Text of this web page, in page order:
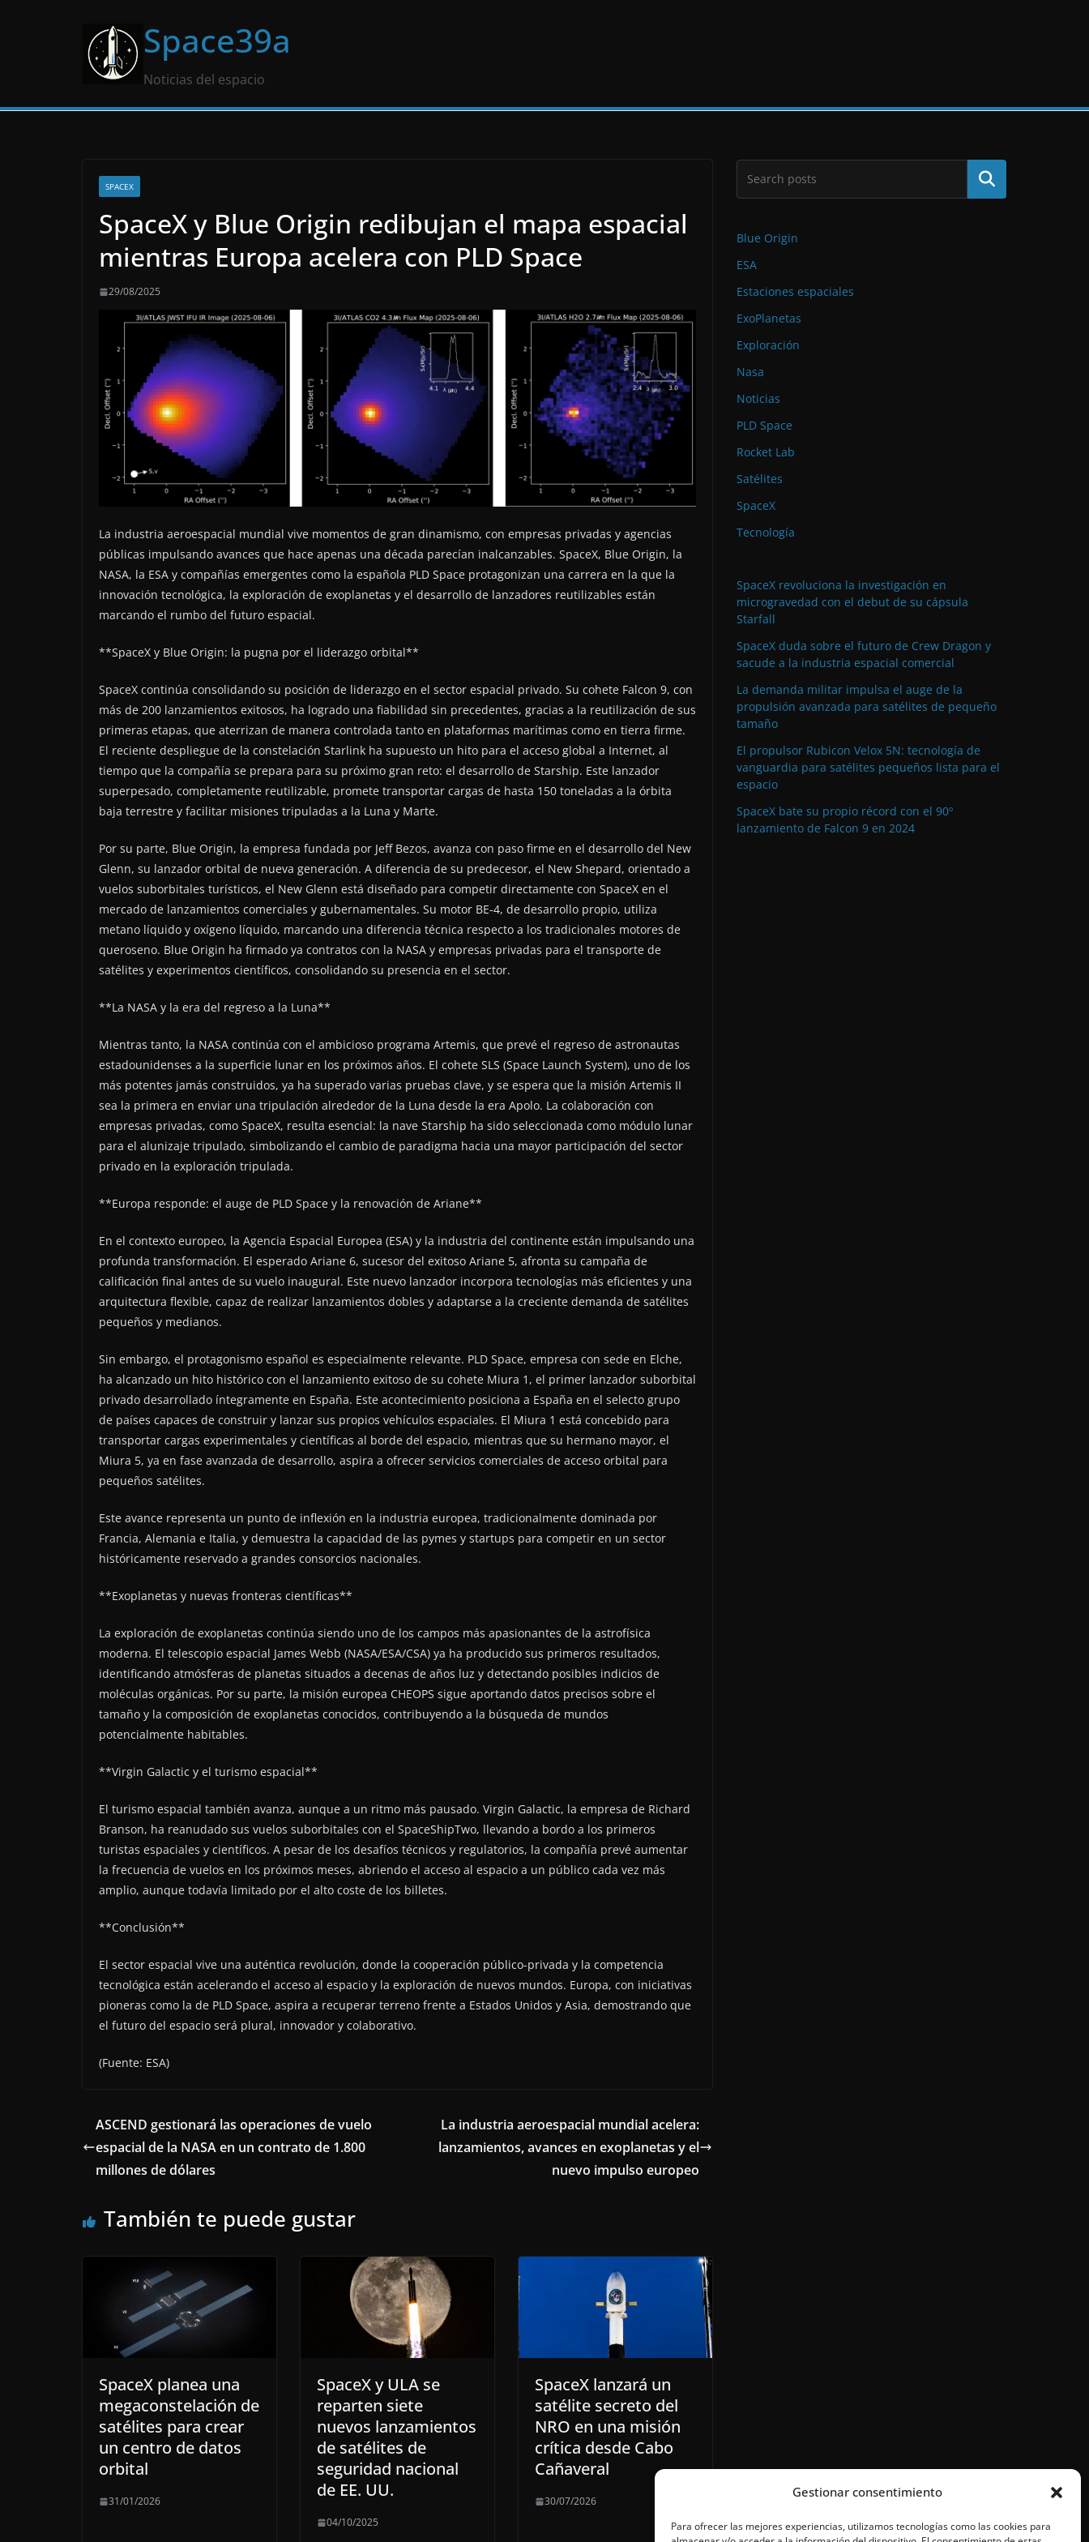
Gestionar consentimiento
Para ofrecer las mejores experiencias, utilizamos tecnologías como las cookies para
Space39a
Noticias del espacio
SPACEX
SpaceX y Blue Origin redibujan el mapa espacial
mientras Europa acelera con PLD Space
29/08/2025
La industria aeroespacial mundial vive momentos de gran dinamismo, con empresas privadas y agencias
públicas impulsando avances que hace apenas una década parecían inalcanzables. SpaceX, Blue Origin, la
NASA, la ESA y compañías emergentes como la española PLD Space protagonizan una carrera en la que la
innovación tecnológica, la exploración de exoplanetas y el desarrollo de lanzadores reutilizables están
marcando el rumbo del futuro espacial.
**SpaceX y Blue Origin: la pugna por el liderazgo orbital**
SpaceX continúa consolidando su posición de liderazgo en el sector espacial privado. Su cohete Falcon 9, con
más de 200 lanzamientos exitosos, ha logrado una fiabilidad sin precedentes, gracias a la reutilización de sus
primeras etapas, que aterrizan de manera controlada tanto en plataformas marítimas como en tierra firme.
El reciente despliegue de la constelación Starlink ha supuesto un hito para el acceso global a Internet, al
tiempo que la compañía se prepara para su próximo gran reto: el desarrollo de Starship. Este lanzador
superpesado, completamente reutilizable, promete transportar cargas de hasta 150 toneladas a la órbita
baja terrestre y facilitar misiones tripuladas a la Luna y Marte.
Por su parte, Blue Origin, la empresa fundada por Jeff Bezos, avanza con paso firme en el desarrollo del New
Glenn, su lanzador orbital de nueva generación. A diferencia de su predecesor, el New Shepard, orientado a
vuelos suborbitales turísticos, el New Glenn está diseñado para competir directamente con SpaceX en el
mercado de lanzamientos comerciales y gubernamentales. Su motor BE-4, de desarrollo propio, utiliza
metano líquido y oxígeno líquido, marcando una diferencia técnica respecto a los tradicionales motores de
queroseno. Blue Origin ha firmado ya contratos con la NASA y empresas privadas para el transporte de
satélites y experimentos científicos, consolidando su presencia en el sector.
**La NASA y la era del regreso a la Luna**
Mientras tanto, la NASA continúa con el ambicioso programa Artemis, que prevé el regreso de astronautas
estadounidenses a la superficie lunar en los próximos años. El cohete SLS (Space Launch System), uno de los
más potentes jamás construidos, ya ha superado varias pruebas clave, y se espera que la misión Artemis II
sea la primera en enviar una tripulación alrededor de la Luna desde la era Apolo. La colaboración con
empresas privadas, como SpaceX, resulta esencial: la nave Starship ha sido seleccionada como módulo lunar
para el alunizaje tripulado, simbolizando el cambio de paradigma hacia una mayor participación del sector
privado en la exploración tripulada.
**Europa responde: el auge de PLD Space y la renovación de Ariane**
En el contexto europeo, la Agencia Espacial Europea (ESA) y la industria del continente están impulsando una
profunda transformación. El esperado Ariane 6, sucesor del exitoso Ariane 5, afronta su campaña de
calificación final antes de su vuelo inaugural. Este nuevo lanzador incorpora tecnologías más eficientes y una
arquitectura flexible, capaz de realizar lanzamientos dobles y adaptarse a la creciente demanda de satélites
pequeños y medianos.
Sin embargo, el protagonismo español es especialmente relevante. PLD Space, empresa con sede en Elche,
ha alcanzado un hito histórico con el lanzamiento exitoso de su cohete Miura 1, el primer lanzador suborbital
privado desarrollado íntegramente en España. Este acontecimiento posiciona a España en el selecto grupo
de países capaces de construir y lanzar sus propios vehículos espaciales. El Miura 1 está concebido para
transportar cargas experimentales y científicas al borde del espacio, mientras que su hermano mayor, el
Miura 5, ya en fase avanzada de desarrollo, aspira a ofrecer servicios comerciales de acceso orbital para
pequeños satélites.
Este avance representa un punto de inflexión en la industria europea, tradicionalmente dominada por
Francia, Alemania e Italia, y demuestra la capacidad de las pymes y startups para competir en un sector
históricamente reservado a grandes consorcios nacionales.
**Exoplanetas y nuevas fronteras científicas**
La exploración de exoplanetas continúa siendo uno de los campos más apasionantes de la astrofísica
moderna. El telescopio espacial James Webb (NASA/ESA/CSA) ya ha producido sus primeros resultados,
identificando atmósferas de planetas situados a decenas de años luz y detectando posibles indicios de
moléculas orgánicas. Por su parte, la misión europea CHEOPS sigue aportando datos precisos sobre el
tamaño y la composición de exoplanetas conocidos, contribuyendo a la búsqueda de mundos
potencialmente habitables.
**Virgin Galactic y el turismo espacial**
El turismo espacial también avanza, aunque a un ritmo más pausado. Virgin Galactic, la empresa de Richard
Branson, ha reanudado sus vuelos suborbitales con el SpaceShipTwo, llevando a bordo a los primeros
turistas espaciales y científicos. A pesar de los desafíos técnicos y regulatorios, la compañía prevé aumentar
la frecuencia de vuelos en los próximos meses, abriendo el acceso al espacio a un público cada vez más
amplio, aunque todavía limitado por el alto coste de los billetes.
**Conclusión**
El sector espacial vive una auténtica revolución, donde la cooperación público-privada y la competencia
tecnológica están acelerando el acceso al espacio y la exploración de nuevos mundos. Europa, con iniciativas
pioneras como la de PLD Space, aspira a recuperar terreno frente a Estados Unidos y Asia, demostrando que
el futuro del espacio será plural, innovador y colaborativo.
(Fuente: ESA)
ASCEND gestionará las operaciones de vuelo
espacial de la NASA en un contrato de 1.800
millones de dólares
La industria aeroespacial mundial acelera:
lanzamientos, avances en exoplanetas y el
nuevo impulso europeo
También te puede gustar
SpaceX planea una
megaconstelación de
satélites para crear
un centro de datos
orbital
31/01/2026
SpaceX y ULA se
reparten siete
nuevos lanzamientos
de satélites de
seguridad nacional
de EE. UU.
04/10/2025
SpaceX lanzará un
satélite secreto del
NRO en una misión
crítica desde Cabo
Cañaveral
30/07/2026
Buscar
Blue Origin
ESA
Estaciones espaciales
ExoPlanetas
Exploración
Nasa
Noticias
PLD Space
Rocket Lab
Satélites
SpaceX
Tecnología
SpaceX revoluciona la investigación en
microgravedad con el debut de su cápsula
Starfall
SpaceX duda sobre el futuro de Crew Dragon y
sacude a la industria espacial comercial
La demanda militar impulsa el auge de la
propulsión avanzada para satélites de pequeño
tamaño
El propulsor Rubicon Velox 5N: tecnología de
vanguardia para satélites pequeños lista para el
espacio
SpaceX bate su propio récord con el 90º
lanzamiento de Falcon 9 en 2024